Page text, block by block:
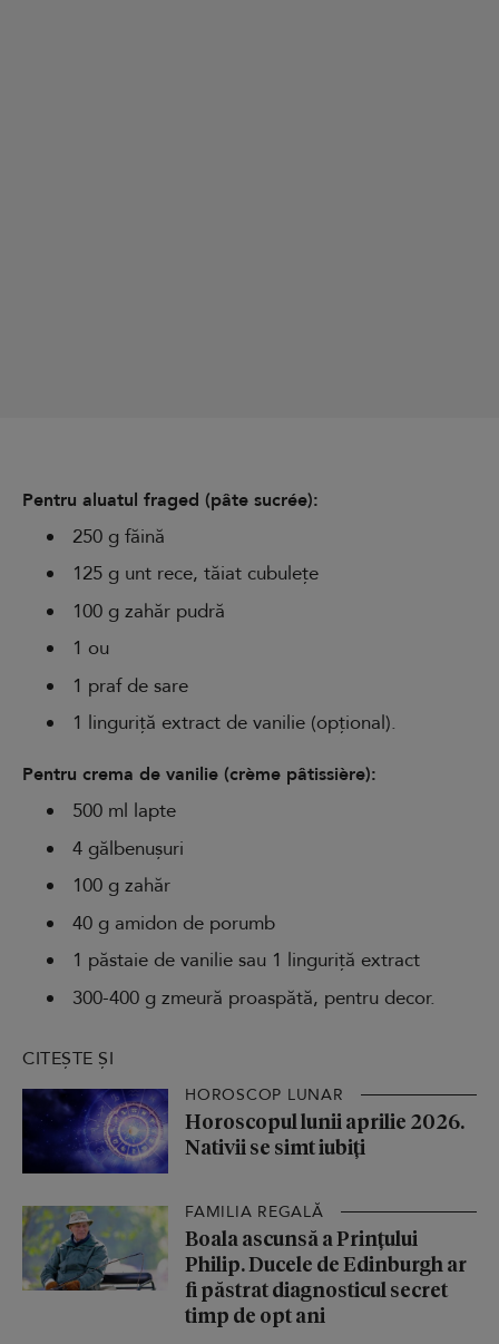
Pentru aluatul fraged (pâte sucrée):
250 g făină
125 g unt rece, tăiat cubulețe
100 g zahăr pudră
1 ou
1 praf de sare
1 linguriță extract de vanilie (opțional).
Pentru crema de vanilie (crème pâtissière):
500 ml lapte
4 gălbenușuri
100 g zahăr
40 g amidon de porumb
1 păstaie de vanilie sau 1 linguriță extract
300-400 g zmeură proaspătă, pentru decor.
CITEȘTE ȘI
HOROSCOP LUNAR
Horoscopul lunii aprilie 2026.
Nativii se simt iubiți
FAMILIA REGALĂ
Boala ascunsă a Prințului
Philip. Ducele de Edinburgh ar
fi păstrat diagnosticul secret
timp de opt ani